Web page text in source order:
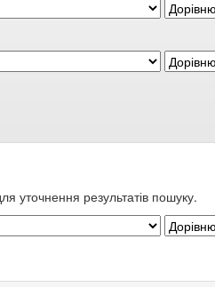
уточнення результатів пошуку.